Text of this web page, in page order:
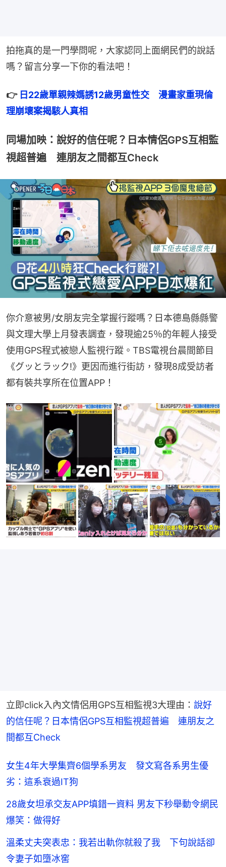
拍拖真的是一門學問呢，大家認同上面網民們的說話
嗎？留言分享一下你的看法吧！
👉 日22歲單親辣媽誘12歲男童性交　漫畫家重現倫
理崩壞案揭駭人真相
同場加映：說好的信任呢？日本情侶GPS互相監
視超普遍 連朋友之間都互Check
你介意被男/女朋友完全掌握行蹤嗎？日本德島縣縣警
與文理大學上月發表調查，發現逾25％的年輕人接受
使用GPS程式被戀人監視行蹤。TBS電視台晨間節目
《グッとラック!》更因而進行街訪，發現8成受訪者
都有裝共享所在位置APP！
立即click入內文情侶用GPS互相監視3大理由： 說好
的信任呢？日本情侶GPS互相監視超普遍　連朋友之
間都互Check
女生4年大學集齊6個學系男友 發文寫各系男生優
劣：這系衰過IT狗
28歲女坦承交友APP填錯一資料 男友下秒舉動令網民
爆笑：做得好
溫柔丈夫突表忠：我若出軌你就殺了我 下句說話卻
令妻子如墮冰窖